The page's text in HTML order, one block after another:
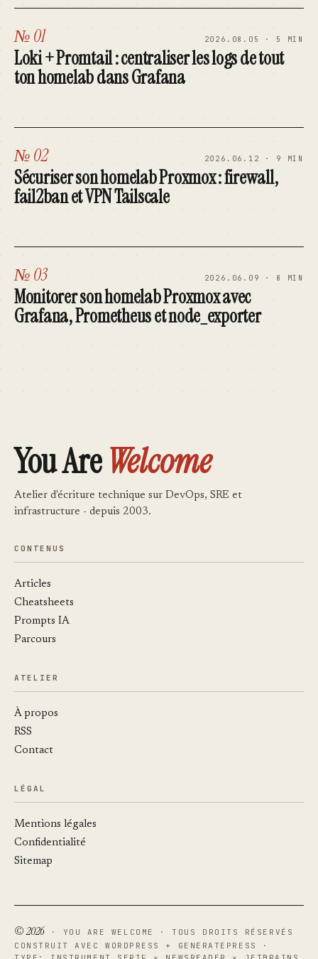
№ 01 2026.08.05 · 5 MIN
Loki + Promtail : centraliser les logs de tout
ton homelab dans Grafana
№ 02 2026.06.12 · 9 MIN
Sécuriser son homelab Proxmox : firewall,
fail2ban et VPN Tailscale
№ 03 2026.06.09 · 8 MIN
Monitorer son homelab Proxmox avec
Grafana, Prometheus et node_exporter
You AreWelcome
Atelier d'écriture technique sur DevOps, SRE et
infrastructure - depuis 2003.
CONTENUS
Articles
Cheatsheets
Prompts IA
Parcours
ATELIER
À propos
RSS
Contact
LÉGAL
Mentions légales
Confidentialité
Sitemap
© 2026 · YOU ARE WELCOME · TOUS DROITS RÉSERVÉS
CONSTRUIT AVEC WORDPRESS + GENERATEPRESS ·